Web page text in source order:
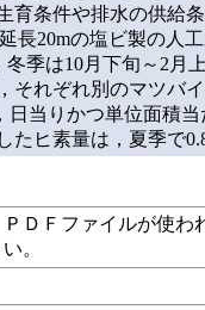
育条件や排水の供給
長20mの塩ビ製の人
季は10月下旬～2
それぞれ別のマツバ
日当りかつ単位面積
ヒ素量は，夏季で
ＤＦファイルが使わ
。